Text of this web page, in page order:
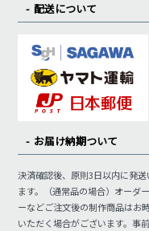
配送について
お届け納期ついて
決済確認後、原則3日以内に発
ます。（通常品の場合）オーダ
ーなどご注文後の制作商品はお
いただく場合がございます。事